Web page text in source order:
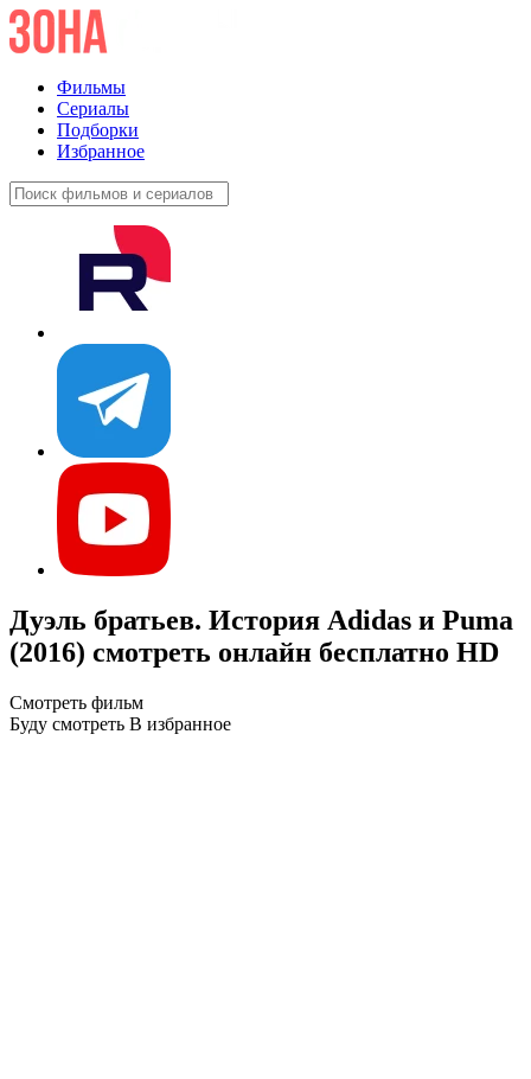
Фильмы
Сериалы
Подборки
Избранное
Дуэль братьев. История Adidas и Puma
(2016) смотреть онлайн бесплатно HD
Смотреть фильм
Буду смотреть В избранное